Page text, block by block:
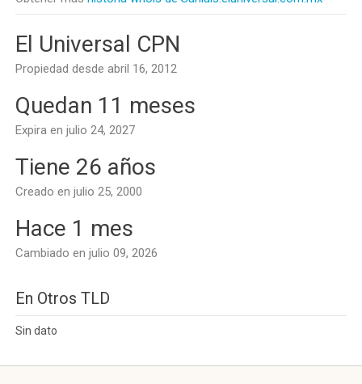
El Universal CPN
Propiedad desde abril 16, 2012
Quedan 11 meses
Expira en julio 24, 2027
Tiene 26 años
Creado en julio 25, 2000
Hace 1 mes
Cambiado en julio 09, 2026
En Otros TLD
Sin dato